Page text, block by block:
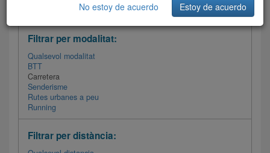
Filtrar les rutes
Filtrar per modalitat:
Qualsevol modalitat
BTT
Carretera
Senderisme
Rutes urbanes a peu
Running
Filtrar per distància:
No estoy de acuerdo Estoy de acuerdo